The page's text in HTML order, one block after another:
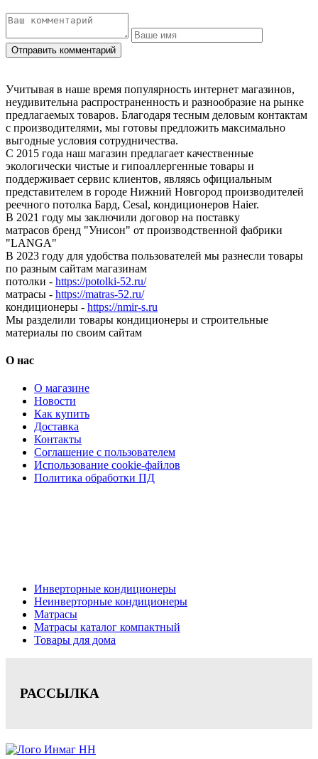
Учитывая в наше время популярность интернет магазинов,
неудивительна распространенность и разнообразие на рынке
предлагаемых товаров. Благодаря тесным деловым контактам
с производителями, мы готовы предложить максимально
выгодные условия сотрудничества.
С 2015 года наш магазин предлагает качественные
экологически чистые и гипоаллергенные товары и
поддерживает сервис клиентов, являясь официальным
представителем в городе Нижний Новгород производителей
реечного потолка Бард, Cesal, кондиционеров Haier.
В 2021 году мы заключили договор на поставку
матрасов бренд "Унисон" от производственной фабрики
"LANGA"
В 2023 году для удобства пользователей мы разнесли товары
по разным сайтам магазинам
потолки - https://potolki-52.ru/
матрасы - https://matras-52.ru/
кондиционеры - https://nmir-s.ru
Мы разделили товары кондиционеры и строительные
материалы по своим сайтам
О нас
О магазине
Новости
Как купить
Доставка
Контакты
Соглашение с пользователем
Использование cookie-файлов
Политика обработки ПД
Инверторные кондиционеры
Неинверторные кондиционеры
Матрасы
Матрасы каталог компактный
Товары для дома
РАССЫЛКА